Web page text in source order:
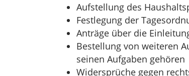
Aufstellung des
Festlegung der
Anträge über die
Bestellung von weiteren
seinen Aufgaben gehören
Widersprüche gegen